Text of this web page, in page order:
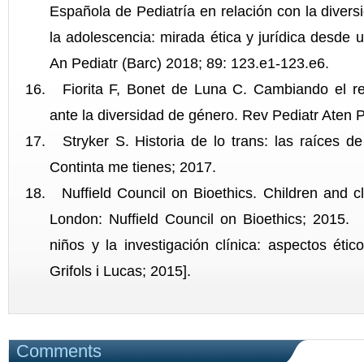
Española de Pediatría en relación con la
la adolescencia: mirada ética y jurídica desde
An Pediatr (Barc) 2018; 89: 123.e1-123.e6.
Fiorita F, Bonet de Luna C. Cambiando el
ante la diversidad de género. Rev Pediatr Aten
Stryker S. Historia de lo trans: las raíces
Continta me tienes; 2017.
Nuffield Council on Bioethics. Children and
London: Nuffield Council on Bioethics; 2015.
niños y la investigación clínica: aspectos
Grifols i Lucas; 2015].
Comments